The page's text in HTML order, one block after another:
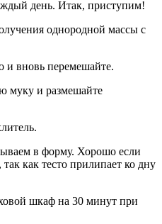
день. Итак, приступим!
однородной массы с
и вновь перемешайте.
муку и размешайте
в форму. Хорошо если
как тесто прилипает ко дну
шкаф на 30 минут при